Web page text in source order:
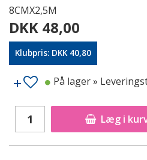
8CMX2,5M
DKK 48,00
Klubpris: DKK 40,80
Læg i
På lager»